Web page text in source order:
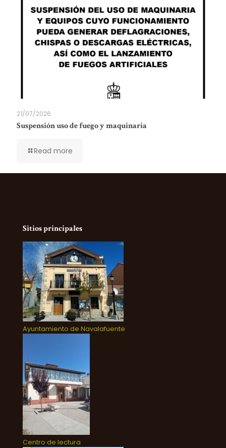
21/07/2026
Suspensión uso de fuego y maquinaria
Read more
Sitios principales
Ayuntamiento de Navalafuente
Centro de lectura